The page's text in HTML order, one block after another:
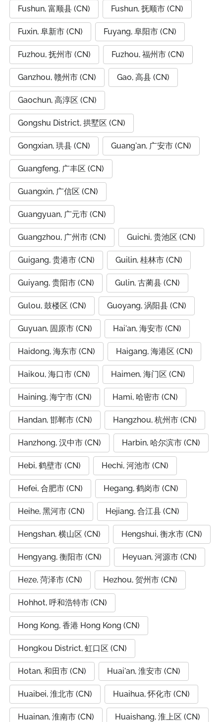
Fushun, 富顺县 (CN) Fushun, 抚顺市 (CN)
Fuxin, 阜新市 (CN) Fuyang, 阜阳市 (CN)
Fuzhou, 抚州市 (CN) Fuzhou, 福州市 (CN)
Ganzhou, 赣州市 (CN) Gao, 高县 (CN)
Gaochun, 高淳区 (CN)
Gongshu District, 拱墅区 (CN)
Gongxian, 珙县 (CN) Guang'an, 广安市 (CN)
Guangfeng, 广丰区 (CN)
Guangxin, 广信区 (CN)
Guangyuan, 广元市 (CN)
Guangzhou, 广州市 (CN) Guichi, 贵池区 (CN)
Guigang, 贵港市 (CN) Guilin, 桂林市 (CN)
Guiyang, 贵阳市 (CN) Gulin, 古蔺县 (CN)
Gulou, 鼓楼区 (CN) Guoyang, 涡阳县 (CN)
Guyuan, 固原市 (CN) Hai'an, 海安市 (CN)
Haidong, 海东市 (CN) Haigang, 海港区 (CN)
Haikou, 海口市 (CN) Haimen, 海门区 (CN)
Haining, 海宁市 (CN) Hami, 哈密市 (CN)
Handan, 邯郸市 (CN) Hangzhou, 杭州市 (CN)
Hanzhong, 汉中市 (CN) Harbin, 哈尔滨市 (CN)
Hebi, 鹤壁市 (CN) Hechi, 河池市 (CN)
Hefei, 合肥市 (CN) Hegang, 鹤岗市 (CN)
Heihe, 黑河市 (CN) Hejiang, 合江县 (CN)
Hengshan, 横山区 (CN) Hengshui, 衡水市 (CN)
Hengyang, 衡阳市 (CN) Heyuan, 河源市 (CN)
Heze, 菏泽市 (CN) Hezhou, 贺州市 (CN)
Hohhot, 呼和浩特市 (CN)
Hong Kong, 香港 Hong Kong (CN)
Hongkou District, 虹口区 (CN)
Hotan, 和田市 (CN) Huai'an, 淮安市 (CN)
Huaibei, 淮北市 (CN) Huaihua, 怀化市 (CN)
Huainan, 淮南市 (CN) Huaishang, 淮上区 (CN)